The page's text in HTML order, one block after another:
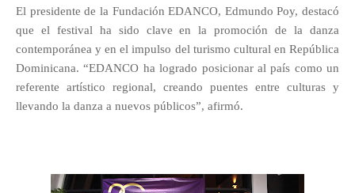
El presidente de la Fundación EDANCO, Edmundo Poy, destacó
que el festival ha sido clave en la promoción de la danza
contemporánea y en el impulso del turismo cultural en República
Dominicana. “EDANCO ha logrado posicionar al país como un
referente artístico regional, creando puentes entre culturas y
llevando la danza a nuevos públicos”, afirmó.